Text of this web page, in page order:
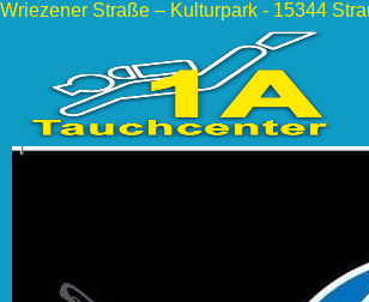
Wriezener Straße – Kulturpark - 15344